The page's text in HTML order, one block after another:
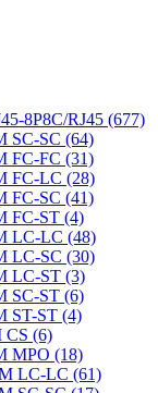
8P8C/RJ45 (677)
SC-SC (64)
FC-FC (31)
FC-LC (28)
FC-SC (41)
FC-ST (4)
LC-LC (48)
LC-SC (30)
LC-ST (3)
SC-ST (6)
ST-ST (4)
CS (6)
MPO (18)
LC-LC (61)